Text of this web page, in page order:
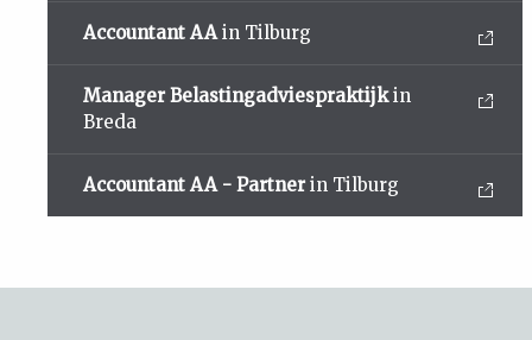
Accountant AAin Tilburg
Manager Belastingadviespraktijkin
Breda
Accountant AA - Partner in Tilburg